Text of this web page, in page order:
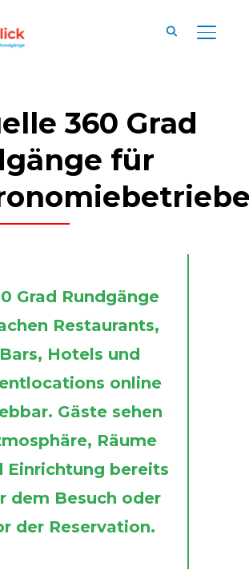
360 Grad
für
Grad Rundgänge
Restaurants,
Bars, Hotels und
online
Gäste sehen
Räume
Einrichtung bereits
dem Besuch oder
der Reservation.